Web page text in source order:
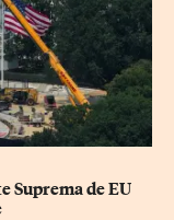
Suprema de EU